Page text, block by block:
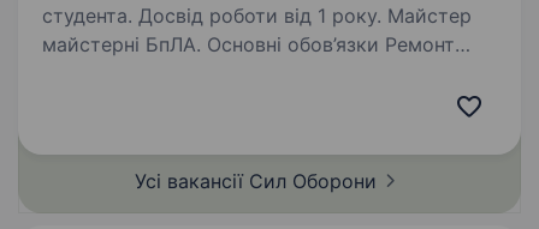
студента. Досвід роботи від 1 року. Майстер
майстерні БпЛА. Основні обов’язки Ремонт
та програмна модернізація та вдосконалення
завдань; Технічна підтримка; Навчання…
Усі вакансії Сил Оборони